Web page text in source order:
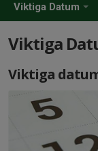
Viktiga Datum
Viktiga
Viktiga